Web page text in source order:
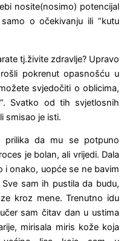
nosite(nosimo) potencijal
o očekivanju ili ”kutu
tj.živite zdravlje? Upravo
pokrenut opasnošću u
svjedočiti o oblicima,
Svatko od tih svjetlosnih
smisao je isti.
da mu se potpuno
je bolan, ali vrijedi. Dala
i onako, uopće se ne bavim
sam ih pustila da budu,
kroz mene. Trenutno idu
sam čitav dan u ustima
mirisala miris kože koja